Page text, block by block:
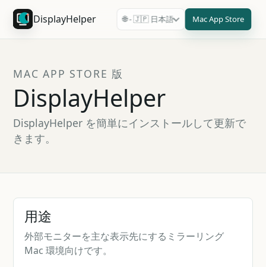
DisplayHelper 🌐 - 🇯🇵 日本語 Mac App Store
MAC APP STORE 版
DisplayHelper
DisplayHelper を簡単にインストールして更新で
きます。
用途
外部モニターを主な表示先にするミラーリング
Mac 環境向けです。